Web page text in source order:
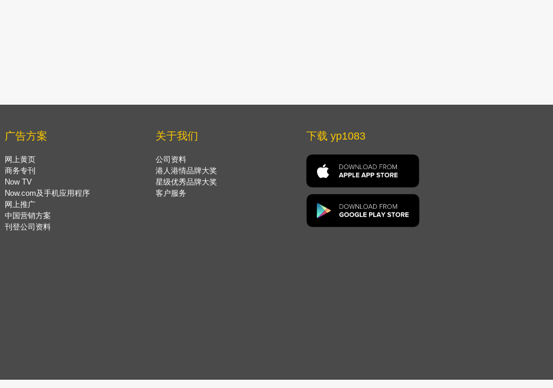
广告方案
网上黄页
商务专刊
Now TV
Now.com及手机应用程序
网上推广
中国营销方案
刊登公司资料
关于我们
公司资料
港人港情品牌大奖
星级优秀品牌大奖
客户服务
下载 yp1083